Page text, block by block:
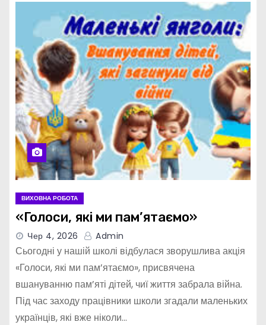
ВИХОВНА РОБОТА
«Голоси, які ми пам’ятаємо»
Чер 4, 2026 Admin
Сьогодні у нашій школі відбулася зворушлива акція
«Голоси, які ми пам’ятаємо», присвячена
вшануванню пам’яті дітей, чиї життя забрала війна.
Під час заходу працівники школи згадали маленьких
українців, які вже ніколи…